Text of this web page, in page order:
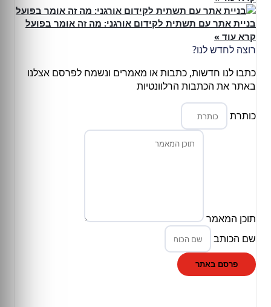
בניית אתר עם תשתית לקידום אורגני: מה זה אומר בפועל
קרא עוד »
רוצה לחדש לנו?
כתבו לנו חדשות, כתבות או מאמרים ונשמח לפרסם אצלנו
באתר את הכתבות הרלוונטיות
כותרת
תוכן המאמר
שם הכותב
פרסם באתר